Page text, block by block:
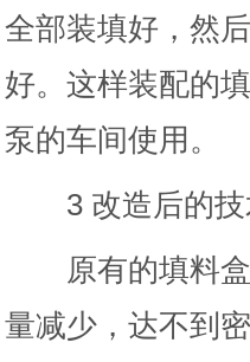
全部装填好，然
好。这样装配的
泵的车间使用。
3 改造后的技
原有的填料盒
量减少，达不到